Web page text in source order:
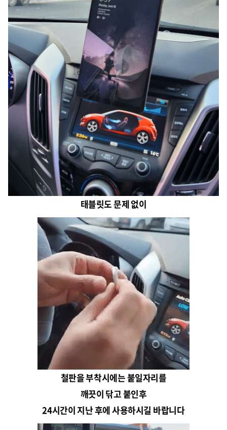
태블릿도 문제 없이
철판을 부착시에는 붙일자리를
깨끗이 닦고 붙인후
24시간이 지난 후에 사용하시길 바랍니다